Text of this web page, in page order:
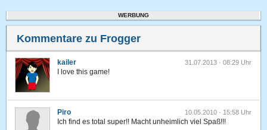
WERBUNG
Kommentare zu Frogger
kailer 31.07.2013 · 08:29 Uhr
I love this game!
Piro 10.05.2010 · 15:58 Uhr
Ich find es total super!! Macht unheimlich viel Spaß!!!